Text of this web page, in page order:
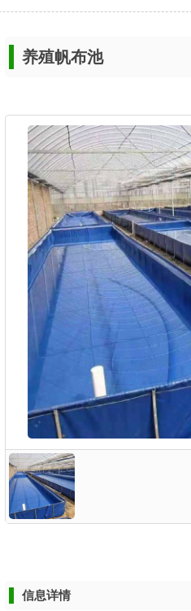
养殖帆布池
信息详情